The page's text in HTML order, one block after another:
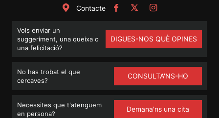
Contacte
Vols enviar un
suggeriment, una queixa o
una felicitació?
DIGUES-NOS QUÈ OPINES
No has trobat el que
cercaves?
CONSULTA'NS-HO
Necessites que t'atenguem
en persona?
Demana'ns una cita